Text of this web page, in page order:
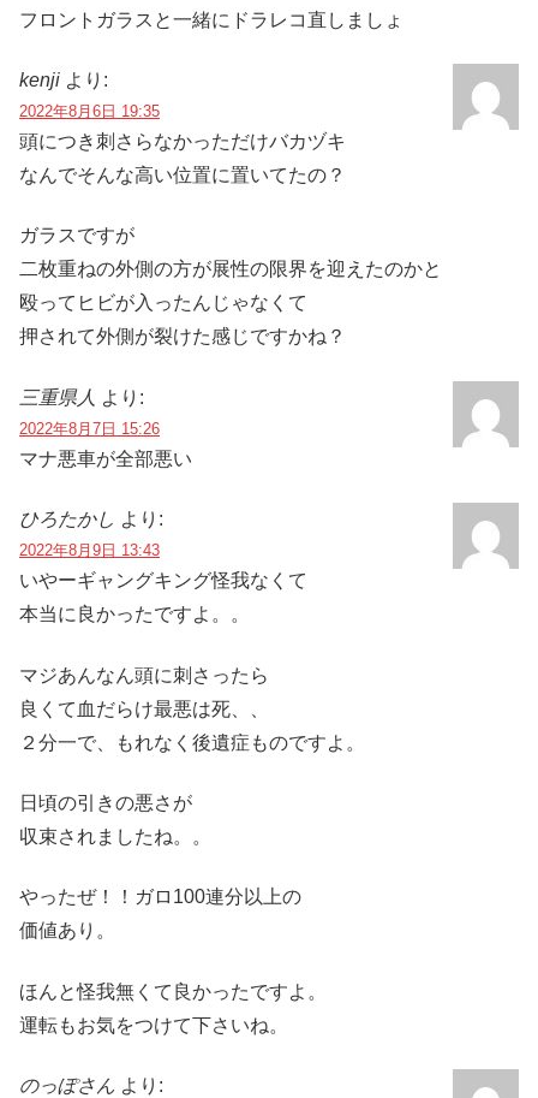
フロントガラスと一緒にドラレコ直しましょ
kenji より:
2022年8月6日 19:35
頭につき刺さらなかっただけバカヅキ
なんでそんな高い位置に置いてたの？
ガラスですが
二枚重ねの外側の方が展性の限界を迎えたのかと
殴ってヒビが入ったんじゃなくて
押されて外側が裂けた感じですかね？
三重県人 より:
2022年8月7日 15:26
マナ悪車が全部悪い
ひろたかし より:
2022年8月9日 13:43
いやーギャングキング怪我なくて
本当に良かったですよ。。
マジあんなん頭に刺さったら
良くて血だらけ最悪は死、、
２分一で、もれなく後遺症ものですよ。
日頃の引きの悪さが
収束されましたね。。
やったぜ！！ガロ100連分以上の
価値あり。
ほんと怪我無くて良かったですよ。
運転もお気をつけて下さいね。
のっぽさん より: